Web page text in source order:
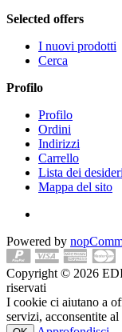
Selected offers
I nuovi prodotti
Cerca
Profilo
Profilo
Ordini
Indirizzi
Carrello
Lista dei desideri
Mappa del sito
Powered by
Copyright © 2026
riservati
I cookie ci aiutano a
servizi, acconsentite